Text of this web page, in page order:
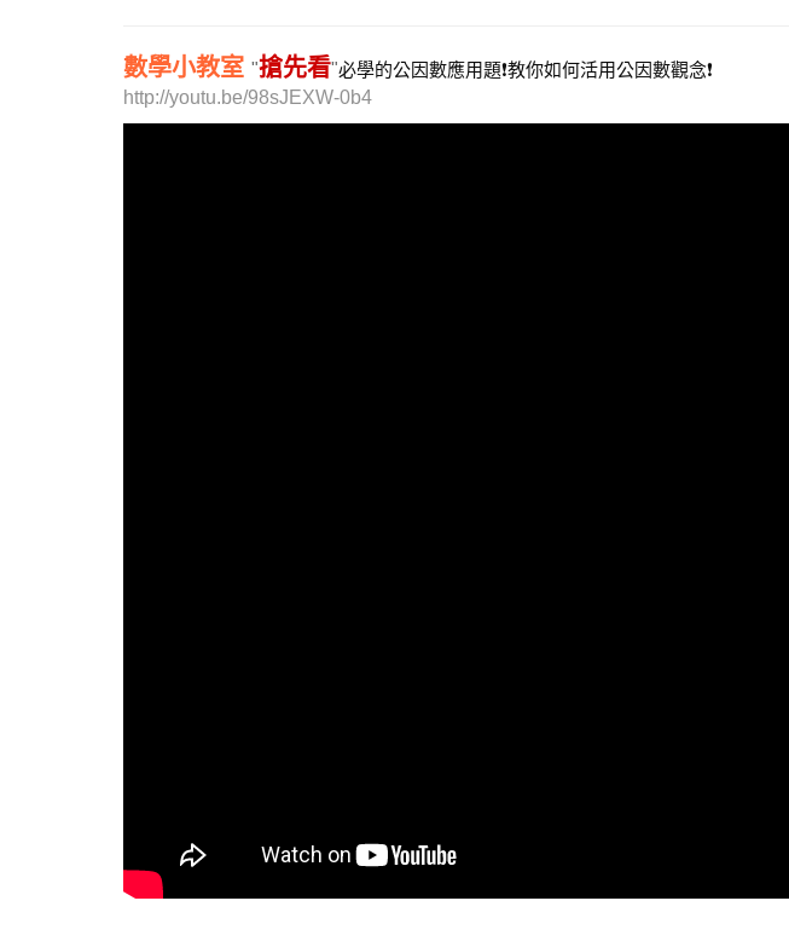
數學小教室 搶先看 必學的公因數應用題❗教你如何活用公因數觀念❗
http://youtu.be/98sJEXW-0b4